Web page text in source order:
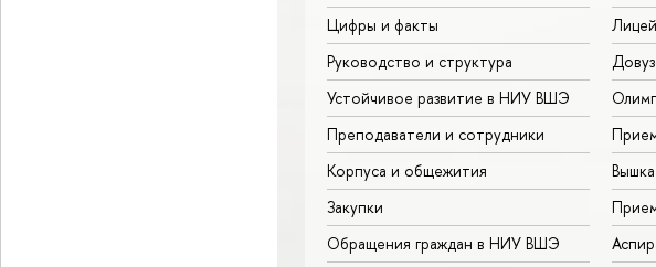
Цифры и факты
Руководство и структура
Устойчивое развитие в НИУ ВШЭ
Преподаватели и сотрудники
Корпуса и общежития
Закупки
Обращения граждан в НИУ ВШЭ
Лицей